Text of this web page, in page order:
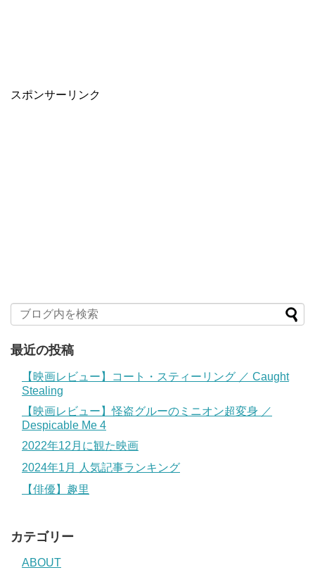
スポンサーリンク
最近の投稿
【映画レビュー】コート・スティーリング ／ Caught
Stealing
【映画レビュー】怪盗グルーのミニオン超変身 ／
Despicable Me 4
2022年12月に観た映画
2024年1月 人気記事ランキング
【俳優】趣里
カテゴリー
ABOUT